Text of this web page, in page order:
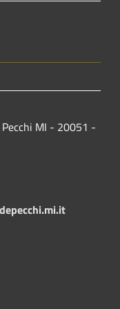
Pecchi MI - 20051 -